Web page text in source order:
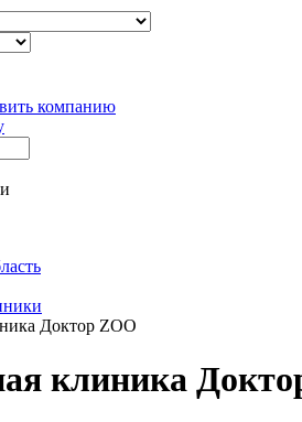
компанию
Доктор ZOO
клиника